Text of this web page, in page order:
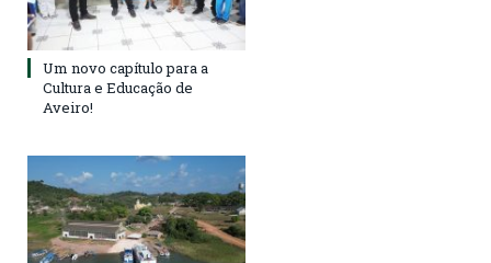
Um novo capítulo para a
Cultura e Educação de
Aveiro!